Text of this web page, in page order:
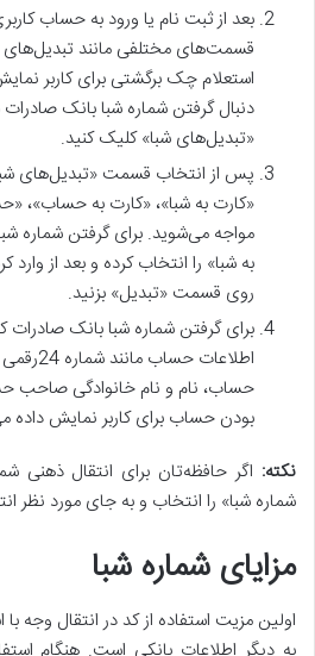
بعد از ثبت نام یا ورود به حساب
قسمت‌های مختلفی مانند تبدیل‌های
استعلام چک برگشتی برای کاربر
دنبال گرفتن شماره شبا بانک
«تبدیل‌های شبا» کلیک کنید.
پس از انتخاب قسمت «تبدیل‌های
«کارت به شبا»، «کارت به حساب»،
مواجه می‌شوید. برای گرفتن شماره
به شبا» را انتخاب کرده و بعد از
روی قسمت «تبدیل» بزنید.
برای گرفتن شماره شبا بانک صادرات
اطلاعات
حساب، نام و نام خانوادگی صاحب
بودن حساب برای کاربر نمایش داده
نکته: اگر حافظه‌تان برای انتقال ذهنی
شماره شبا» را انتخاب و به جای مورد نظر
مزایای شماره شبا
اولین مزیت استفاده از کد در انتقال وجه با